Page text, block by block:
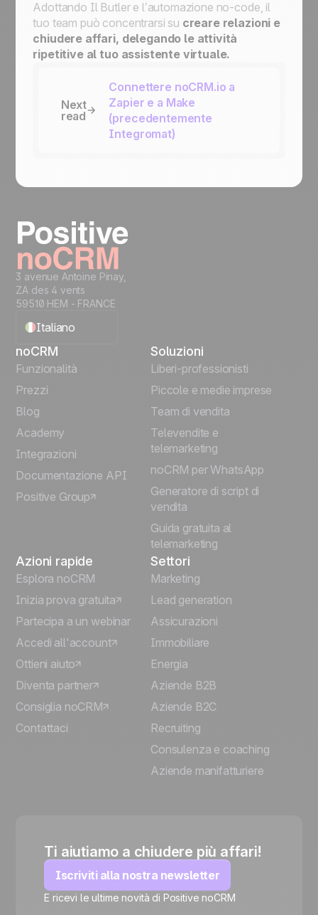
🍪
Adottando Il Butlere l’automazione no-code, il
tuo team può concentrarsi su creare relazioni e
chiudere affari, delegando le attività
ripetitive al tuo assistente virtuale.
Next
read
Connettere noCRM.io a
Zapier e a Make
(precedentemente
Integromat)
3 avenue Antoine Pinay,
ZA des 4 vents
59510 HEM - FRANCE
Italiano
English
Español
Português
Deutsch
noCRM
Funzionalità
Prezzi
Blog
Academy
Integrazioni
Documentazione API
Positive Group
Soluzioni
Liberi-professionisti
Piccole e medie imprese
Team di vendita
Televendite e
telemarketing
noCRM per WhatsApp
Generatore di script di
vendita
Guida gratuita al
telemarketing
Azioni rapide
Esplora noCRM
Inizia prova gratuita
Partecipa a un webinar
Accedi all'account
Ottieni aiuto
Diventa partner
Consiglia noCRM
Contattaci
Settori
Marketing
Lead generation
Assicurazioni
Immobiliare
Energia
Aziende B2B
Aziende B2C
Recruiting
Consulenza e coaching
Aziende manifatturiere
Ti aiutiamo a chiudere più affari!
Iscriviti alla nostra newsletter
E ricevi le ultime novità di Positive noCRM